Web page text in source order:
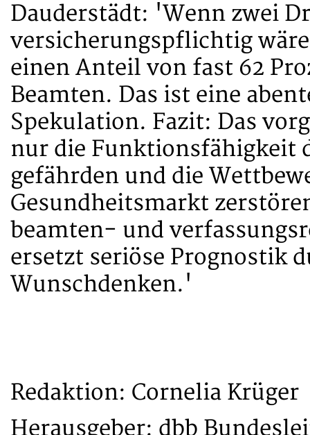
Dauderstädt: 'Wenn zwei
versicherungspflichtig
einen Anteil von fast 62
Beamten. Das ist eine
Spekulation. Fazit: Das
nur die Funktionsfähigkeit
gefährden und die
Gesundheitsmarkt
beamten- und
ersetzt seriöse Prognostik
Wunschdenken.'
Redaktion: Cornelia Krüger
Herausgeber: dbb